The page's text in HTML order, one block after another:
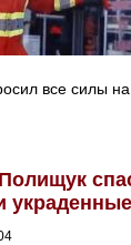
все силы